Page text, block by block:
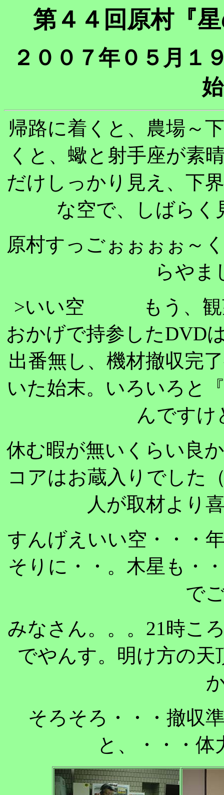
第４４回原村『
２００７年０５月
帰路に着くと、農場～
くと、蠍と射手座が素
だけしっかり見え、下
な空で、しばらく
原村すっごぉぉぉぉ～
らやま
>いい空 もう、観
おかげで持参したDVD
出番無し、機材撤収完
いた始末。いろいろと
んですけ
休む暇が無いくらい良
コアはお蔵入りでした
人が取材より
すんげえいい空・・・
そりに・・。木星も・
で
みなさん。。。21時こ
でやんす。明け方の
そろそろ・・・撤収
と、・・・